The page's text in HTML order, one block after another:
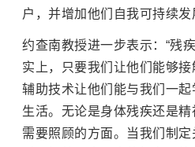
户，并增加他们自我可持续发
约查南教授进一步表示：“残
实上，只要我们让他们能够
辅助技术让他们能与我们一
生活。无论是身体残疾还是
需要照顾的方面。当我们制